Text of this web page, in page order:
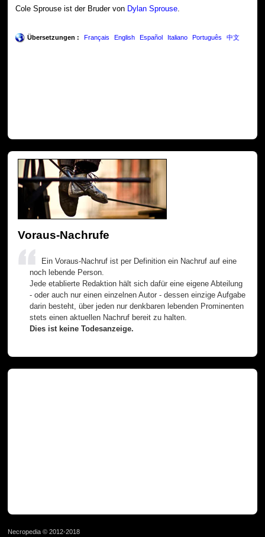
Cole Sprouse ist der Bruder von Dylan Sprouse.
Übersetzungen : Français English Español Italiano Português 中文
Voraus-Nachrufe
Ein Voraus-Nachruf ist per Definition ein Nachruf auf eine
noch lebende Person.
Jede etablierte Redaktion hält sich dafür eine eigene Abteilung
- oder auch nur einen einzelnen Autor - dessen einzige Aufgabe
darin besteht, über jeden nur denkbaren lebenden Prominenten
stets einen aktuellen Nachruf bereit zu halten.
Dies ist keine Todesanzeige.
Necropedia © 2012-2018